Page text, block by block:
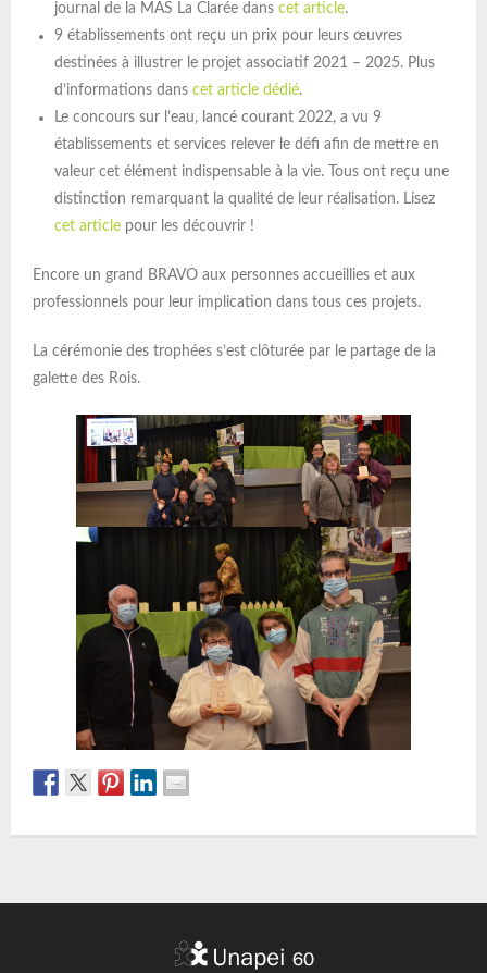
journal de la MAS La Clarée dans cet article.
9 établissements ont reçu un prix pour leurs œuvres
destinées à illustrer le projet associatif 2021 – 2025. Plus
d’informations dans cet article dédié.
Le concours sur l’eau, lancé courant 2022, a vu 9
établissements et services relever le défi afin de mettre en
valeur cet élément indispensable à la vie. Tous ont reçu une
distinction remarquant la qualité de leur réalisation. Lisez
cet article pour les découvrir !
Encore un grand BRAVO aux personnes accueillies et aux
professionnels pour leur implication dans tous ces projets.
La cérémonie des trophées s’est clôturée par le partage de la
galette des Rois.